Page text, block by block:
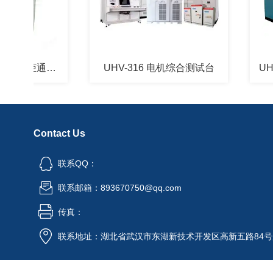
UHV-430 高低压开关柜通电试验台 UHV-316 电机综合测试台 UHV-
Contact Us
联系QQ：
联系邮箱：893670750@qq.com
传真：
联系地址：湖北省武汉市东湖新技术开发区高新五路84